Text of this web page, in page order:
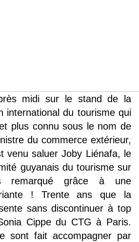
midi sur le stand de la
international du tourisme qui
plus connu sous le nom de
du commerce extérieur,
venu saluer Joby Liénafa, le
guyanais du tourisme sur
remarqué grâce à une
! Trente ans que la
sans discontinuer à top
Cippe du CTG à Paris.
sont fait accompagner par